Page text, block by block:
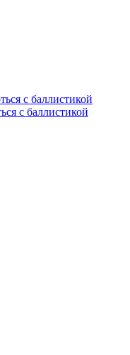
с баллистикой